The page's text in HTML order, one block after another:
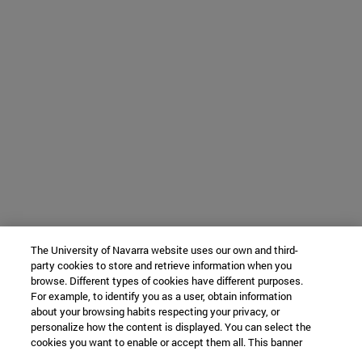
The University of Navarra website uses our own and third-
party cookies to store and retrieve information when you
browse. Different types of cookies have different purposes.
For example, to identify you as a user, obtain information
about your browsing habits respecting your privacy, or
personalize how the content is displayed. You can select the
cookies you want to enable or accept them all. This banner